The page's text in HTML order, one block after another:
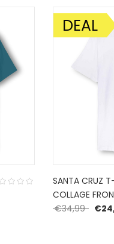
AANBIEDING!
DEAL
SANTA CRUZ
COLLAGE
€34,99 €